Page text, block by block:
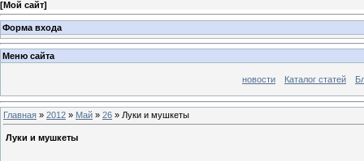
[Мой сайт]
Форма входа
Меню сайта
новости Каталог статей
Главная » 2012 » Май » 26 » Луки и мушкеты
Луки и мушкеты